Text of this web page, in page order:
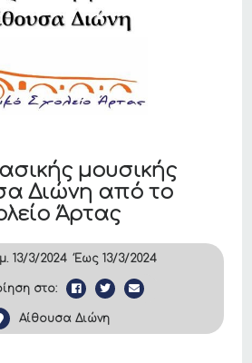
μουσικής
Διώνη από το
Άρτας
13/3/2024Έως 13/3/2024
στο:
Αίθουσα Διώνη